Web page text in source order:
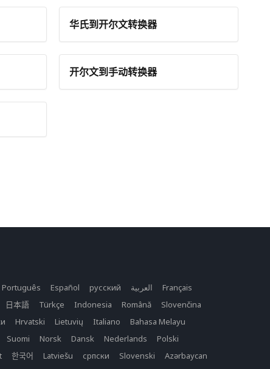
华氏到开尔文转换器
开尔文到手动转换器
Português Español русский العربية
Français
日本語 Türkçe Indonesia Română
Slovenčina
Hrvatski Lietuvių Italiano
Bahasa Melayu
Suomi Norsk Dansk Nederlands
Polski
한국어 Latviešu српски Slovenski
Azərbaycan